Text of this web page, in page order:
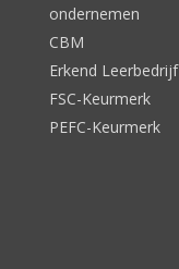
ondernemen
CBM
Erkend Leerbedrijf
FSC-Keurmerk
PEFC-Keurmerk